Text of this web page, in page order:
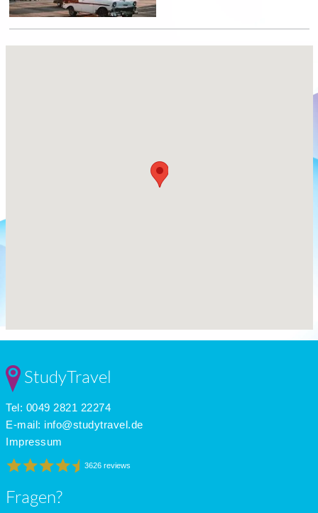
StudyTravel
Tel: 0049 2821 22274
E-mail: info@studytravel.de
Impressum
3626 reviews
Fragen?